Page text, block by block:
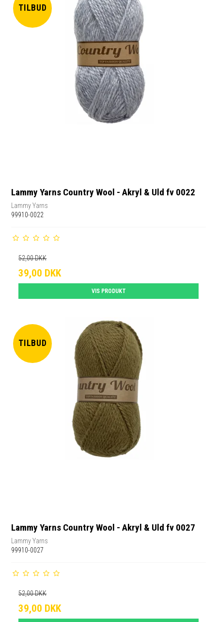
TILBUD
Lammy Yarns Country Wool - Akryl & Uld fv 0022
Lammy Yarns
99910-0022
52,00 DKK
39,00 DKK
VIS PRODUKT
TILBUD
Lammy Yarns Country Wool - Akryl & Uld fv 0027
Lammy Yarns
99910-0027
52,00 DKK
39,00 DKK